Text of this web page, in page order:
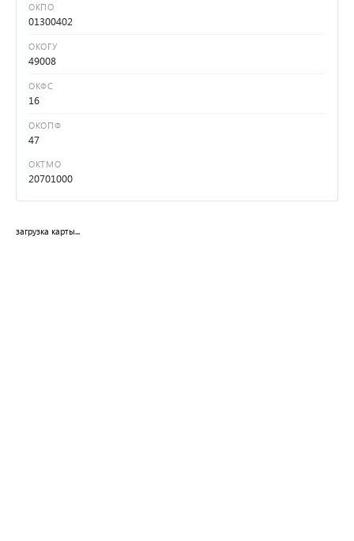
ОКПО
01300402
ОКОГУ
49008
ОКФС
16
ОКОПФ
47
ОКТМО
20701000
загрузка карты...